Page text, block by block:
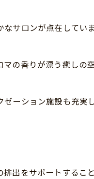
サロンが点在して
の香りが漂う癒し
ーション施設も充
出をサポートする